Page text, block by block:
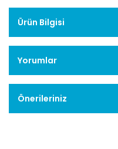
Ürün Bilgisi
Yorumlar
Önerileriniz